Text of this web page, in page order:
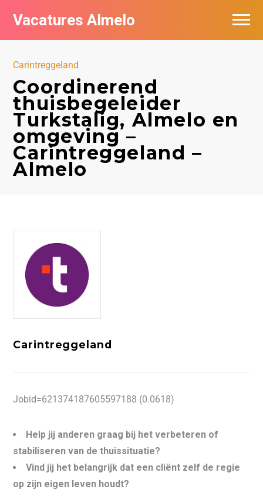
Vacatures Almelo
Carintreggeland
Coordinerend
thuisbegeleider
Turkstalig, Almelo en
omgeving –
Carintreggeland –
Almelo
Carintreggeland
Jobid=621374187605597188 (0.0618)
Help jij anderen graag bij het verbeteren of
stabiliseren van de thuissituatie?
Vind jij het belangrijk dat een cliënt zelf de regie
op zijn eigen leven houdt?
Vacatures per bedrijf
De populairste vacatures in Almelo
Nieuwsbrief feed